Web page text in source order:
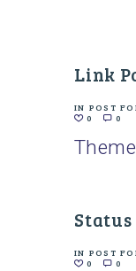
Link
IN POST
0
0
Status
IN POST
0
0